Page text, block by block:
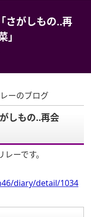
さがしもの‥再
ーのブログ
しもの‥再会
ーです。
diary/detail/1034